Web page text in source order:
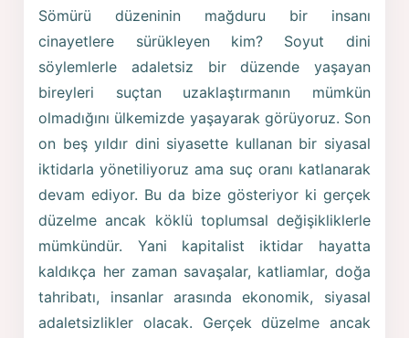
Sömürü düzeninin mağduru bir insanı
cinayetlere sürükleyen kim? Soyut dini
söylemlerle adaletsiz bir düzende yaşayan
bireyleri suçtan uzaklaştırmanın mümkün
olmadığını ülkemizde yaşayarak görüyoruz. Son
on beş yıldır dini siyasette kullanan bir siyasal
iktidarla yönetiliyoruz ama suç oranı katlanarak
devam ediyor. Bu da bize gösteriyor ki gerçek
düzelme ancak köklü toplumsal değişikliklerle
mümkündür. Yani kapitalist iktidar hayatta
kaldıkça her zaman savaşalar, katliamlar, doğa
tahribatı, insanlar arasında ekonomik, siyasal
adaletsizlikler olacak. Gerçek düzelme ancak